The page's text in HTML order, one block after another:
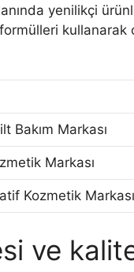
yenilikçi
Bakım Markası
Markası
Kozmetik Markası
ve